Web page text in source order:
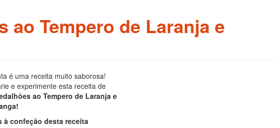
ao Tempero de Laranja e
é uma receita muito saborosa!
e experimente esta receita de
ao Tempero de Laranja e
à confeção desta receita